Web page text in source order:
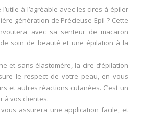
à l’agréable avec les cires à épiler
génération de Précieuse Epil ? Cette
avec sa senteur de macaron
soin de beauté et une épilation à la
et sans élastomère, la cire d’épilation
le respect de votre peau, en vous
et autres réactions cutanées. C’est un
à vos clientes.
assurera une application facile, et